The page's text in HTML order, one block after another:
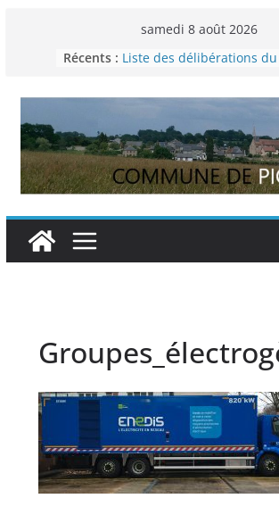
samedi 8 août 2026
Récents : Liste des délibérations
Permanence France Lyme
Voyager en Europe pour
Enquête INSEE
Liste des délibérations
municipal en date du 5/